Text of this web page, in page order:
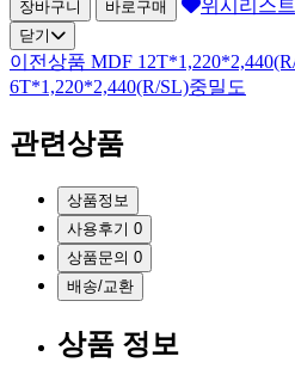
장바구니 바로구매 위시리스트
닫기
이전상품 MDF
6T*1,220*2,440(R/SL)중밀도
관련상품
상품정보
사용후기 0
상품문의 0
배송/교환
상품 정보